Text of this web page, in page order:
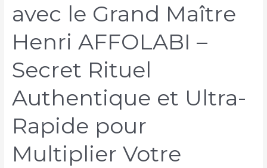
avec le Grand Maître
Henri AFFOLABI –
Secret Rituel
Authentique et Ultra-
Rapide pour
Multiplier Votre